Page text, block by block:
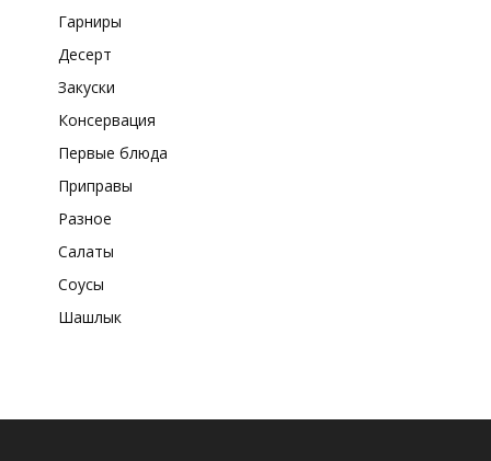
Гарниры
Десерт
Закуски
Консервация
Первые блюда
Приправы
Разное
Салаты
Соусы
Шашлык